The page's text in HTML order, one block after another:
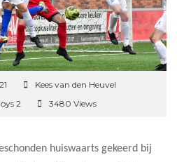
Kees van den Heuvel
2
3480 Views
huiswaarts gekeerd bij